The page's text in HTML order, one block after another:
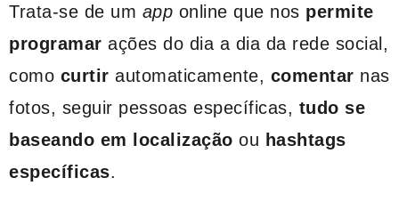
Trata-se de um app online que nos permite
programar ações do dia a dia da rede social,
como curtir automaticamente, comentar nas
fotos, seguir pessoas específicas, tudo se
baseando em localização ou hashtags
específicas.